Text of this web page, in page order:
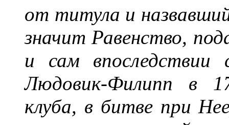
от титула и
значит Равенство,
и сам впоследствии
Людовик-Филипп в
клуба, в битве при